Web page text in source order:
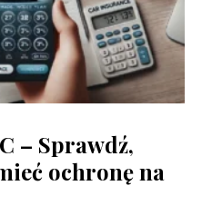
– Sprawdź,
ochronę na